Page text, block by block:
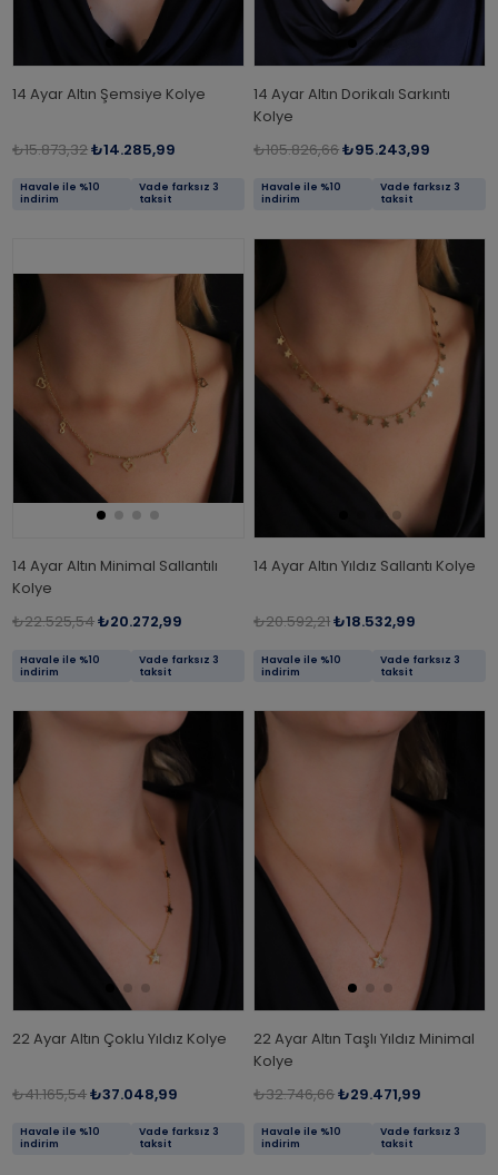
14 Ayar Altın Şemsiye Kolye
₺15.873,32₺14.285,99
Havale ile %10
indirim
Vade farksız 3
taksit
14 Ayar Altın Dorikalı Sarkıntı
Kolye
₺105.826,66₺95.243,99
Havale ile %10
indirim
Vade farksız 3
taksit
14 Ayar Altın Minimal Sallantılı
Kolye
₺22.525,54₺20.272,99
Havale ile %10
indirim
Vade farksız 3
taksit
14 Ayar Altın Yıldız Sallantı Kolye
₺20.592,21₺18.532,99
Havale ile %10
indirim
Vade farksız 3
taksit
22 Ayar Altın Çoklu Yıldız Kolye
₺41.165,54₺37.048,99
Havale ile %10
indirim
Vade farksız 3
taksit
22 Ayar Altın Taşlı Yıldız Minimal
Kolye
₺32.746,66₺29.471,99
Havale ile %10
indirim
Vade farksız 3
taksit